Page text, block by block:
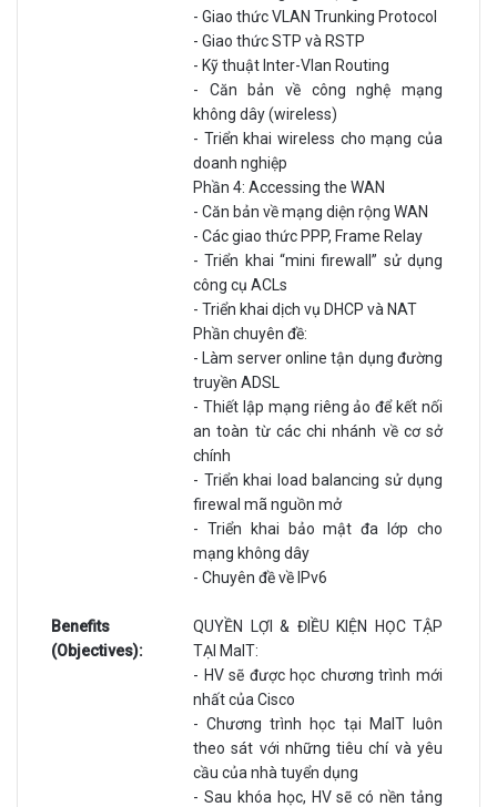
- Giao thức VLAN Trunking Protocol
- Giao thức STP và RSTP
- Kỹ thuật Inter-Vlan Routing
- Căn bản về công nghệ mạng
không dây (wireless)
- Triển khai wireless cho mạng của
doanh nghiệp
Phần 4: Accessing the WAN
- Căn bản về mạng diện rộng WAN
- Các giao thức PPP, Frame Relay
- Triển khai “mini firewall” sử dụng
công cụ ACLs
- Triển khai dịch vụ DHCP và NAT
Phần chuyên đề:
- Làm server online tận dụng đường
truyền ADSL
- Thiết lập mạng riêng ảo để kết nối
an toàn từ các chi nhánh về cơ sở
chính
- Triển khai load balancing sử dụng
firewal mã nguồn mở
- Triển khai bảo mật đa lớp cho
mạng không dây
- Chuyên đề về IPv6
Benefits
(Objectives):
QUYỀN LỢI & ĐIỀU KIỆN HỌC TẬP
TẠI MaIT:
- HV sẽ được học chương trình mới
nhất của Cisco
- Chương trình học tại MaIT luôn
theo sát với những tiêu chí và yêu
cầu của nhà tuyển dụng
- Sau khóa học, HV sẽ có nền tảng